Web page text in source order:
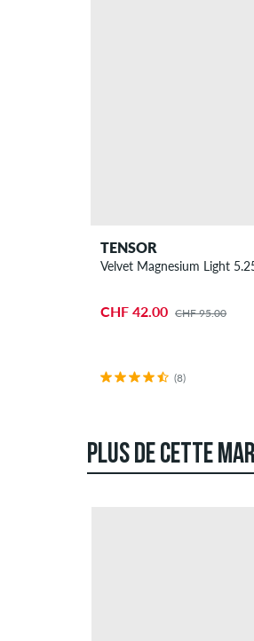
TENSOR
Velvet Magnesium Light
CHF 42.00 CHF 95.00
(8)
PLUS DE CETTE